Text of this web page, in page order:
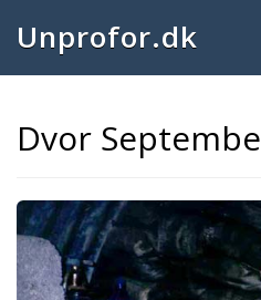
Unprofor.dk
Dvor
Previous